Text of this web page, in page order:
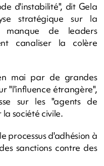
d'instabilité", dit Gela
stratégique sur la
manque de leaders
canaliser la colère
mai par de grandes
"l'influence étrangère",
sur les "agents de
société civile.
processus d'adhésion à
sanctions contre des